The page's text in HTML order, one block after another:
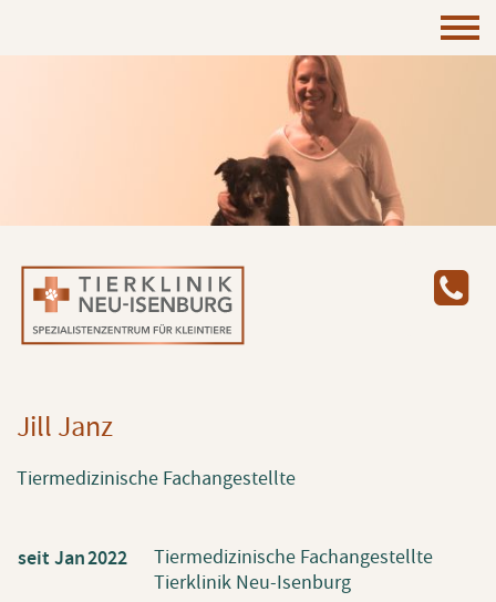
Jill Janz
Tiermedizinische Fachangestellte
seit Jan2022
Tiermedizinische Fachangestellte
Tierklinik Neu-Isenburg